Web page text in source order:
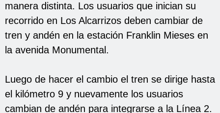
manera distinta. Los usuarios que inician su
recorrido en Los Alcarrizos deben cambiar de
tren y andén en la estación Franklin Mieses en
la avenida Monumental.
Luego de hacer el cambio el tren se dirige hasta
el kilómetro 9 y nuevamente los usuarios
cambian de andén para integrarse a la Línea 2.